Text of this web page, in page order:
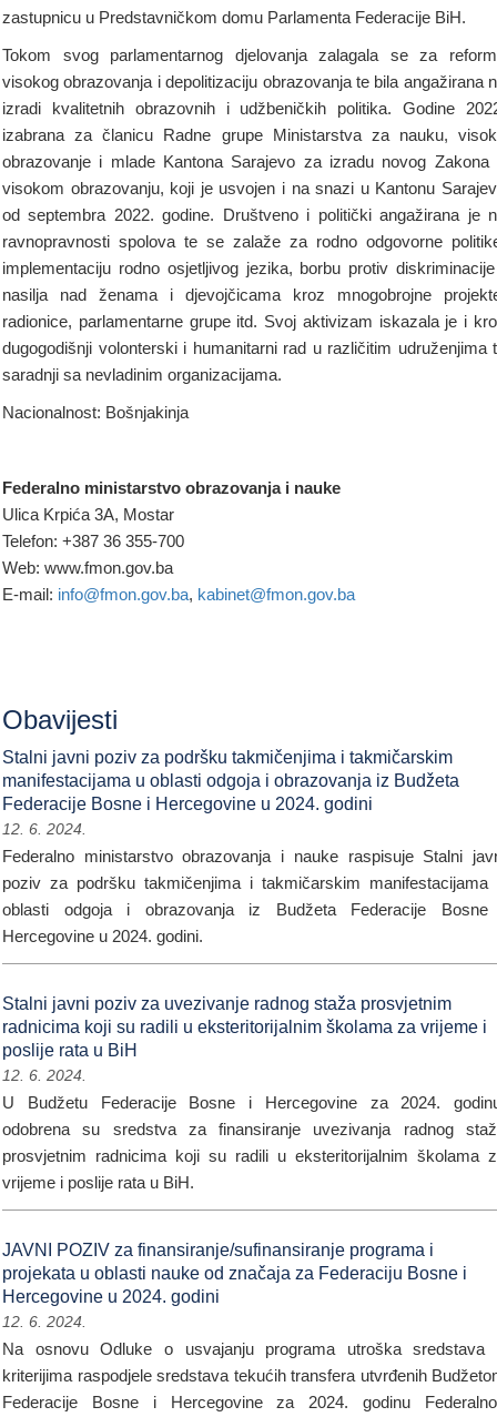
zastupnicu u Predstavničkom domu Parlamenta Federacije BiH.
Tokom svog parlamentarnog djelovanja zalagala se za
visokog obrazovanja i depolitizaciju obrazovanja te bila angažirana
izradi kvalitetnih obrazovnih i udžbeničkih politika. Godine
izabrana za članicu Radne grupe Ministarstva za nauku,
obrazovanje i mlade Kantona Sarajevo za izradu novog Zakona
visokom obrazovanju, koji je usvojen i na snazi u Kantonu
od septembra 2022. godine. Društveno i politički angažirana je
ravnopravnosti spolova te se zalaže za rodno odgovorne
implementaciju rodno osjetljivog jezika, borbu protiv
nasilja nad ženama i djevojčicama kroz mnogobrojne
radionice, parlamentarne grupe itd. Svoj aktivizam iskazala je i
dugogodišnji volonterski i humanitarni rad u različitim udruženjima
saradnji sa nevladinim organizacijama.
Nacionalnost: Bošnjakinja
Federalno ministarstvo obrazovanja i nauke
Ulica Krpića 3A, Mostar
Telefon: +387 36 355-700
Web: www.fmon.gov.ba
E-mail: info@fmon.gov.ba, kabinet@fmon.gov.ba
Obavijesti
Stalni javni poziv za podršku takmičenjima i takmičarskim
manifestacijama u oblasti odgoja i obrazovanja iz Budžeta
Federacije Bosne i Hercegovine u 2024. godini
12. 6. 2024.
Federalno ministarstvo obrazovanja i nauke raspisuje Stalni
poziv za podršku takmičenjima i takmičarskim manifestacijama
oblasti odgoja i obrazovanja iz Budžeta Federacije
Hercegovine u 2024. godini.
Stalni javni poziv za uvezivanje radnog staža prosvjetnim
radnicima koji su radili u eksteritorijalnim školama za vrijeme i
poslije rata u BiH
12. 6. 2024.
U Budžetu Federacije Bosne i Hercegovine za 2024.
odobrena su sredstva za finansiranje uvezivanja radnog
prosvjetnim radnicima koji su radili u eksteritorijalnim školama
vrijeme i poslije rata u BiH.
JAVNI POZIV za finansiranje/sufinansiranje programa i
projekata u oblasti nauke od značaja za Federaciju Bosne i
Hercegovine u 2024. godini
12. 6. 2024.
Na osnovu Odluke o usvajanju programa utroška sredstava
kriterijima raspodjele sredstava tekućih transfera utvrđenih
Federacije Bosne i Hercegovine za 2024. godinu